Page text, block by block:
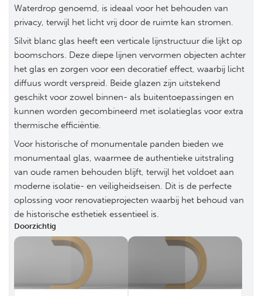
Waterdrop genoemd, is ideaal voor het behouden van
privacy, terwijl het licht vrij door de ruimte kan stromen​.
Silvit blanc glas heeft een verticale lijnstructuur die lijkt op
boomschors. Deze diepe lijnen vervormen objecten achter
het glas en zorgen voor een decoratief effect, waarbij licht
diffuus wordt verspreid​. Beide glazen zijn uitstekend
geschikt voor zowel binnen- als buitentoepassingen en
kunnen worden gecombineerd met isolatieglas voor extra
thermische efficiëntie.
Voor historische of monumentale panden bieden we
monumentaal glas, waarmee de authentieke uitstraling
van oude ramen behouden blijft, terwijl het voldoet aan
moderne isolatie- en veiligheidseisen. Dit is de perfecte
oplossing voor renovatieprojecten waarbij het behoud van
de historische esthetiek essentieel is.
Doorzichtig